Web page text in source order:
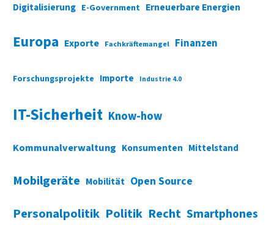
Digitalisierung E-Government Erneuerbare Energien
Europa Exporte Fachkräftemangel Finanzen
Forschungsprojekte Importe Industrie 4.0
IT-Sicherheit Know-how
Kommunalverwaltung Konsumenten Mittelstand
Mobilgeräte Mobilität Open Source
Personalpolitik Politik Recht Smartphones